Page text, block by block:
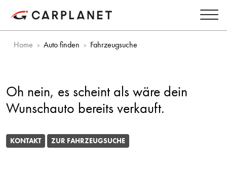
Home Auto finden Fahrzeugsuche
Oh nein, es scheint als wäre dein
Wunschauto bereits verkauft.
KONTAKT ZUR FAHRZEUGSUCHE